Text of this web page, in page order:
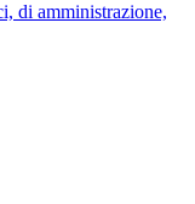
di amministrazione,